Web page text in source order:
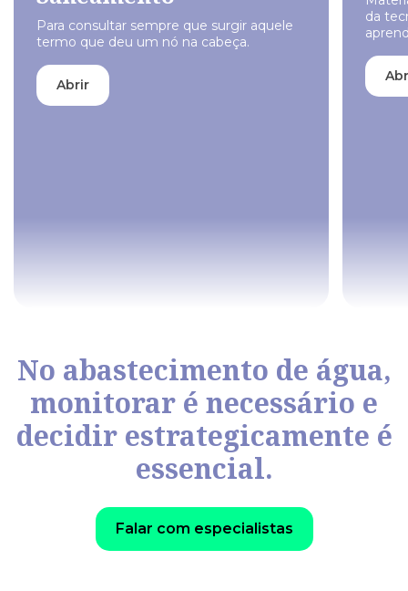
Para consultar sempre que surgir aquele
termo que deu um nó na cabeça.
Abrir
da
No abastecimento de água,
monitorar é necessário e
decidir estrategicamente é
essencial.
Falar com especialistas